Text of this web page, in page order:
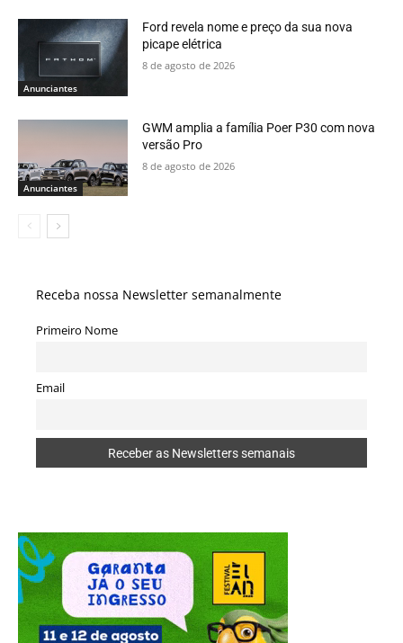
Anunciantes
Ford revela nome e preço da sua nova
picape elétrica
8 de agosto de 2026
Anunciantes
GWM amplia a família Poer P30 com nova
versão Pro
8 de agosto de 2026
Receba nossa Newsletter semanalmente
Primeiro Nome
Email